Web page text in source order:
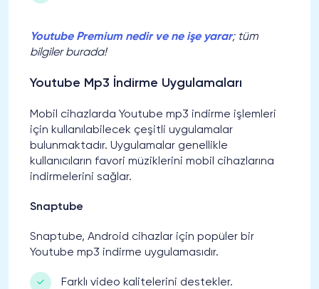
Youtube Premium nedir ve ne işe yarar; tüm
bilgiler burada!
Youtube Mp3 İndirme Uygulamaları
Mobil cihazlarda Youtube mp3 indirme işlemleri
için kullanılabilecek çeşitli uygulamalar
bulunmaktadır. Uygulamalar genellikle
kullanıcıların favori müziklerini mobil cihazlarına
indirmelerini sağlar.
Snaptube
Snaptube, Android cihazlar için popüler bir
Youtube mp3 indirme uygulamasıdır.
Farklı video kalitelerini destekler.